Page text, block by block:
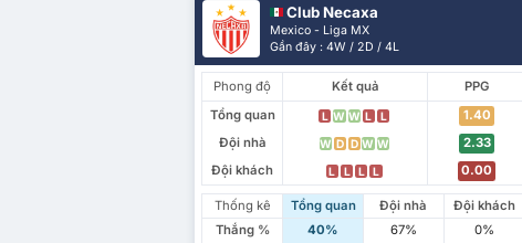
Club Necaxa
Mexico - Liga MX
Gần đây : 4W / 2D / 4L
Phong độ Kết quả
PPG
Tổng quan
L W W L L
1.40
Đội nhà
W D D W W
2.33
Đội khách
L L L L 0.00
Thống kê Tổng quan Đội nhà
Đội khách
Thắng %
40% 67%
0%